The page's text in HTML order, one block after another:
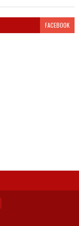
FACEBOOK